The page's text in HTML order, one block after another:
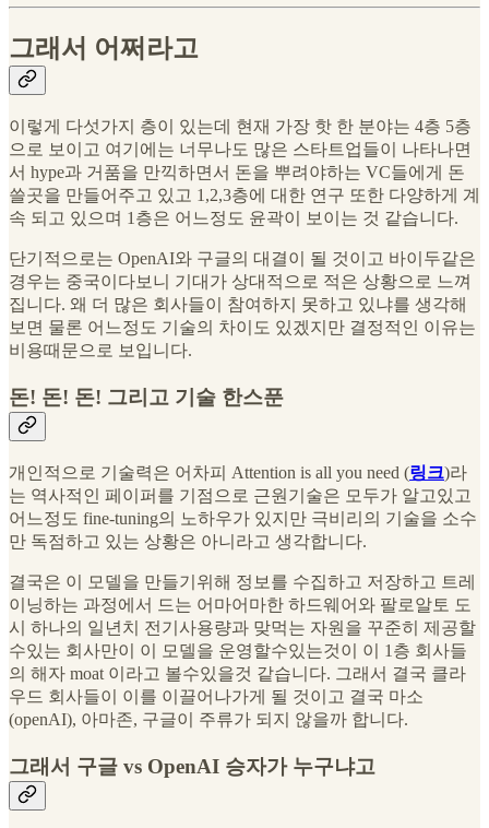
그래서 어쩌라고
이렇게 다섯가지 층이 있는데 현재 가장 핫 한 분야는 4층 5층
으로 보이고 여기에는 너무나도 많은 스타트업들이 나타나면
서 hype과 거품을 만끽하면서 돈을 뿌려야하는 VC들에게 돈
쓸곳을 만들어주고 있고 1,2,3층에 대한 연구 또한 다양하게 계
속 되고 있으며 1층은 어느정도 윤곽이 보이는 것 같습니다.
단기적으로는 OpenAI와 구글의 대결이 될 것이고 바이두같은
경우는 중국이다보니 기대가 상대적으로 적은 상황으로 느껴
집니다. 왜 더 많은 회사들이 참여하지 못하고 있냐를 생각해
보면 물론 어느정도 기술의 차이도 있겠지만 결정적인 이유는
비용때문으로 보입니다.
돈! 돈! 돈! 그리고 기술 한스푼
개인적으로 기술력은 어차피 Attention is all you need (링크)라
는 역사적인 페이퍼를 기점으로 근원기술은 모두가 알고있고
어느정도 fine-tuning의 노하우가 있지만 극비리의 기술을 소수
만 독점하고 있는 상황은 아니라고 생각합니다.
결국은 이 모델을 만들기위해 정보를 수집하고 저장하고 트레
이닝하는 과정에서 드는 어마어마한 하드웨어와 팔로알토 도
시 하나의 일년치 전기사용량과 맞먹는 자원을 꾸준히 제공할
수있는 회사만이 이 모델을 운영할수있는것이 이 1층 회사들
의 해자 moat 이라고 볼수있을것 같습니다. 그래서 결국 클라
우드 회사들이 이를 이끌어나가게 될 것이고 결국 마소
(openAI), 아마존, 구글이 주류가 되지 않을까 합니다.
그래서 구글 vs OpenAI 승자가 누구냐고